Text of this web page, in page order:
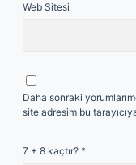
Web Sitesi
Daha sonraki
site adresim bu
7 + 8 kaçtır? *